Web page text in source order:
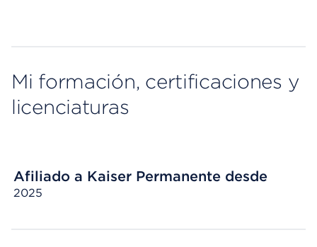
Mi formación, certificaciones y
licenciaturas
Afiliado a Kaiser Permanente desde
2025